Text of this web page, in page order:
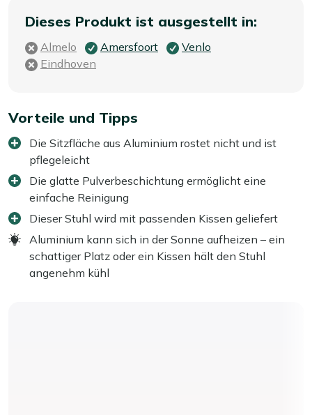
Dieses Produkt ist ausgestellt in:
Almelo Amersfoort
Venlo
Eindhoven
Vorteile und Tipps
Die Sitzfläche aus Aluminium rostet nicht und ist
pflegeleicht
Die glatte Pulverbeschichtung ermöglicht eine
einfache Reinigung
Dieser Stuhl wird mit passenden Kissen geliefert
Aluminium kann sich in der Sonne aufheizen – ein
schattiger Platz oder ein Kissen hält den Stuhl
angenehm kühl